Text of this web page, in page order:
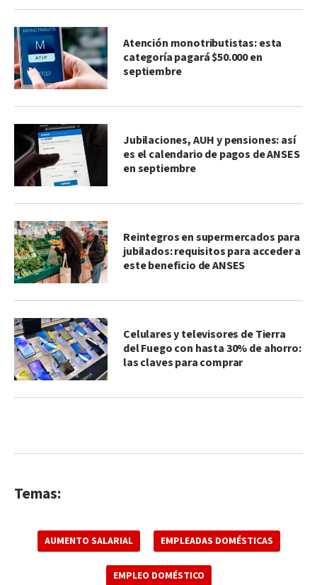
Atención monotributistas: esta
categoría pagará $50.000 en
septiembre
Jubilaciones, AUH y pensiones: así
es el calendario de pagos de ANSES
en septiembre
Reintegros en supermercados para
jubilados: requisitos para acceder a
este beneficio de ANSES
Celulares y televisores de Tierra
del Fuego con hasta 30% de ahorro:
las claves para comprar
Temas:
AUMENTO SALARIAL EMPLEADAS DOMÉSTICAS
EMPLEO DOMÉSTICO